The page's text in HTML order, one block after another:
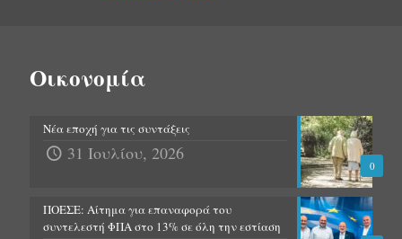
Οικονομία
0
Νέα εποχή για τις συντάξεις
31 Ιουλίου, 2026
ΠΟΕΣΕ: Αίτημα για επαναφορά του
συντελεστή ΦΠΑ στο 13% σε όλη την εστίαση